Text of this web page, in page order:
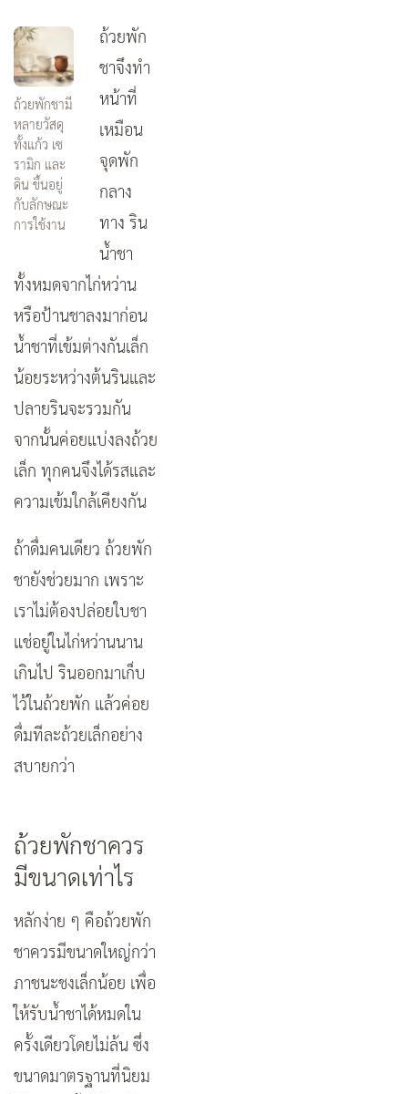
ถ้วยพักชามี
หลายวัสดุ
ทั้งแก้ว เซ
รามิก และ
ดิน ขึ้นอยู่
กับลักษณะ
การใช้งาน
ถ้วยพัก
ชาจึงทำ
หน้าที่
เหมือน
จุดพัก
กลาง
ทาง ริน
น้ำชา
ทั้งหมดจากไก่หว่าน
หรือป้านชาลงมาก่อน
น้ำชาที่เข้มต่างกันเล็ก
น้อยระหว่างต้นรินและ
ปลายรินจะรวมกัน
จากนั้นค่อยแบ่งลงถ้วย
เล็ก ทุกคนจึงได้รสและ
ความเข้มใกล้เคียงกัน
ถ้าดื่มคนเดียว ถ้วยพัก
ชายังช่วยมาก เพราะ
เราไม่ต้องปล่อยใบชา
แช่อยู่ในไก่หว่านนาน
เกินไป รินออกมาเก็บ
ไว้ในถ้วยพัก แล้วค่อย
ดื่มทีละถ้วยเล็กอย่าง
สบายกว่า
ถ้วยพักชาควร
มีขนาดเท่าไร
หลักง่าย ๆ คือถ้วยพัก
ชาควรมีขนาดใหญ่กว่า
ภาชนะชงเล็กน้อย เพื่อ
ให้รับน้ำชาได้หมดใน
ครั้งเดียวโดยไม่ล้น ซึ่ง
ขนาดมาตรฐานที่นิยม